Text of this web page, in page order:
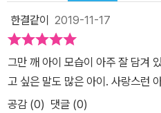
한결같이 2019-11-17
그만 깨 아이 모습이 아주 잘 담겨
고 싶은 말도 많은 아이. 사랑스런
공감 (0) 댓글 (0)